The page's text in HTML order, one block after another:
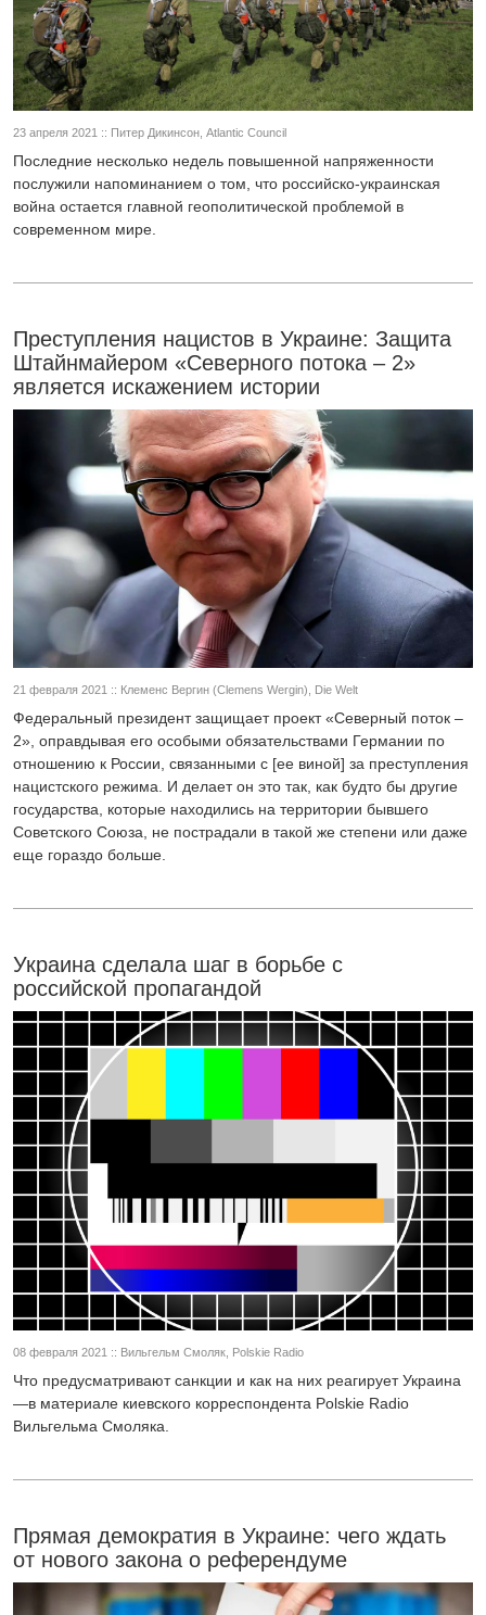
23 апреля 2021 :: Питер Дикинсон, Atlantic Council
Последние несколько недель повышенной напряженности
послужили напоминанием о том, что российско-украинская
война остается главной геополитической проблемой в
современном мире.
Преступления нацистов в Украине: Защита
Штайнмайером «Северного потока – 2»
является искажением истории
21 февраля 2021 :: Клеменс Вергин (Clemens Wergin), Die Welt
Федеральный президент защищает проект «Северный поток –
2», оправдывая его особыми обязательствами Германии по
отношению к России, связанными с [ее виной] за преступления
нацистского режима. И делает он это так, как будто бы другие
государства, которые находились на территории бывшего
Советского Союза, не пострадали в такой же степени или даже
еще гораздо больше.
Украина сделала шаг в борьбе с
российской пропагандой
08 февраля 2021 :: Вильгельм Смоляк, Polskie Radio
Что предусматривают санкции и как на них реагирует Украина
—в материале киевского корреспондента Polskie Radio
Вильгельма Смоляка.
Прямая демократия в Украине: чего ждать
от нового закона о референдуме